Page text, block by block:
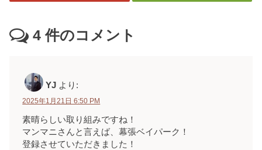
4 件のコメント
YJ より:
2025年1月21日 6:50 PM
素晴らしい取り組みですね！
マンマニさんと言えば、幕張ベイパーク！
登録させていただきました！